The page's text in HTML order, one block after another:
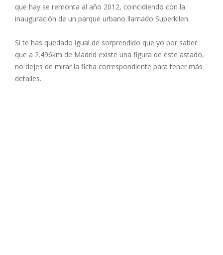
que hay se remonta al año 2012, coincidiendo con la
inauguración de un parque urbano llamado Superkilen.
Si te has quedado igual de sorprendido que yo por saber
que a 2.496km de Madrid existe una figura de este astado,
no dejes de mirar la ficha correspondiente para tener más
detalles.